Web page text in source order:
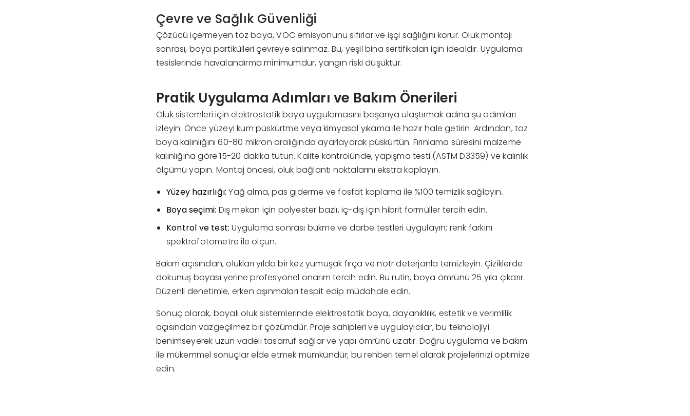
Çevre ve Sağlık Güvenliği
Çözücü içermeyen toz boya, VOC emisyonunu sıfırlar ve işçi sağlığını korur. Oluk montajı
sonrası, boya partikülleri çevreye salınmaz. Bu, yeşil bina sertifikaları için idealdir. Uygulama
tesislerinde havalandırma minimumdur, yangın riski düşüktür.
Pratik Uygulama Adımları ve Bakım Önerileri
Oluk sistemleri için elektrostatik boya uygulamasını başarıya ulaştırmak adına şu adımları
izleyin: Önce yüzeyi kum püskürtme veya kimyasal yıkama ile hazır hale getirin. Ardından, toz
boya kalınlığını 60-80 mikron aralığında ayarlayarak püskürtün. Fırınlama süresini malzeme
kalınlığına göre 15-20 dakika tutun. Kalite kontrolünde, yapışma testi (ASTM D3359) ve kalınlık
ölçümü yapın. Montaj öncesi, oluk bağlantı noktalarını ekstra kaplayın.
Yüzey hazırlığı: Yağ alma, pas giderme ve fosfat kaplama ile %100 temizlik sağlayın.
Boya seçimi: Dış mekan için polyester bazlı, iç-dış için hibrit formüller tercih edin.
Kontrol ve test: Uygulama sonrası bükme ve darbe testleri uygulayın; renk farkını
spektrofotometre ile ölçün.
Bakım açısından, olukları yılda bir kez yumuşak fırça ve nötr deterjanla temizleyin. Çiziklerde
dokunuş boyası yerine profesyonel onarım tercih edin. Bu rutin, boya ömrünü 25 yıla çıkarır.
Düzenli denetimle, erken aşınmaları tespit edip müdahale edin.
Sonuç olarak, boyalı oluk sistemlerinde elektrostatik boya, dayanıklılık, estetik ve verimlilik
açısından vazgeçilmez bir çözümdür. Proje sahipleri ve uygulayıcılar, bu teknolojiyi
benimseyerek uzun vadeli tasarruf sağlar ve yapı ömrünü uzatır. Doğru uygulama ve bakım
ile mükemmel sonuçlar elde etmek mümkündür; bu rehberi temel alarak projelerinizi optimize
edin.